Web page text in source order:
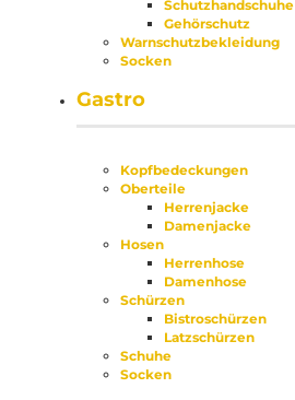
Schutzhandschuhe
Gehörschutz
Warnschutzbekleidung
Socken
Gastro
Kopfbedeckungen
Oberteile
Herrenjacke
Damenjacke
Hosen
Herrenhose
Damenhose
Schürzen
Bistroschürzen
Latzschürzen
Schuhe
Socken